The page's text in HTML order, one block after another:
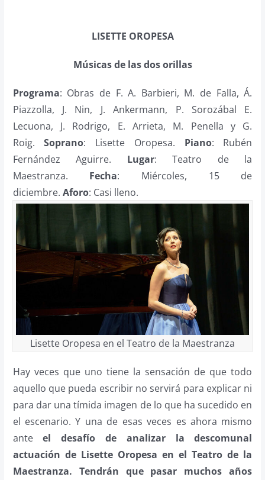
LISETTE OROPESA
Músicas de las dos orillas
Programa: Obras de F. A. Barbieri, M. de Falla, Á.
Piazzolla, J. Nin, J. Ankermann, P. Sorozábal E.
Lecuona, J. Rodrigo, E. Arrieta, M. Penella y G.
Roig.Soprano: Lisette Oropesa. Piano: Rubén
Fernández Aguirre. Lugar: Teatro de la
Maestranza. Fecha: Miércoles, 15 de
diciembre. Aforo: Casi lleno.
Lisette Oropesa en el Teatro de la Maestranza
Hay veces que uno tiene la sensación de que todo
aquello que pueda escribir no servirá para explicar ni
para dar una tímida imagen de lo que ha sucedido en
el escenario. Y una de esas veces es ahora mismo
anteel desafío de analizar la descomunal
actuación de Lisette Oropesa en el Teatro de la
Maestranza. Tendrán que pasar muchos años